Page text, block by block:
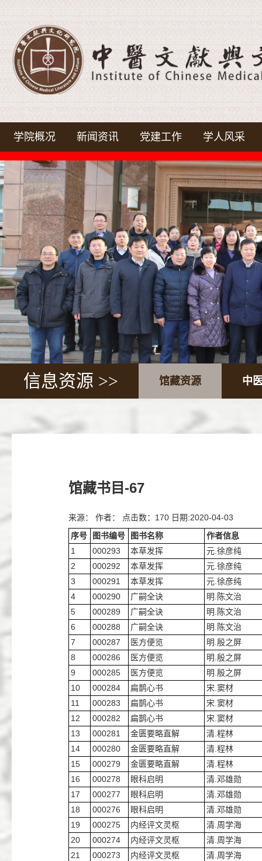
学院概况 新闻资讯 党建工作 学人风采
信息资源 >> 馆藏资源 中
馆藏书目-67
来源： 作者： 点击数： 170日期:2020-04-03
序号
图书编号 图书名称
作者信息
1
000293 本草发挥
元.徐彦纯
2
000292 本草发挥
元.徐彦纯
3
000291 本草发挥
元.徐彦纯
4
000290 广嗣全诀
明.陈文治
5
000289 广嗣全诀
明.陈文治
6
000288 广嗣全诀
明.陈文治
7
000287 医方便览
明.殷之屏
8
000286 医方便览
明.殷之屏
9
000285 医方便览
明.殷之屏
10
000284 扁鹊心书
宋.窦材
11
000283 扁鹊心书
宋.窦材
12
000282 扁鹊心书
宋.窦材
13
000281 金匮要略直解
清.程林
14
000280 金匮要略直解
清.程林
15
000279 金匮要略直解
清.程林
16
000278 眼科启明
清.邓雄勋
17
000277 眼科启明
清.邓雄勋
18
000276 眼科启明
清.邓雄勋
19
000275 内经评文灵枢
清.周学海
20
000274 内经评文灵枢
清.周学海
21
000273 内经评文灵枢
清.周学海